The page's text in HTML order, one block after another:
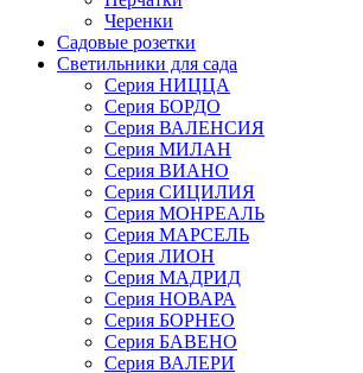
Черенки
Садовые розетки
Светильники для сада
Серия НИЦЦА
Серия БОРДО
Серия ВАЛЕНСИЯ
Серия МИЛАН
Серия ВИАНО
Серия СИЦИЛИЯ
Серия МОНРЕАЛЬ
Серия МАРСЕЛЬ
Серия ЛИОН
Серия МАДРИД
Серия НОВАРА
Серия БОРНЕО
Серия БАВЕНО
Серия ВАЛЕРИ